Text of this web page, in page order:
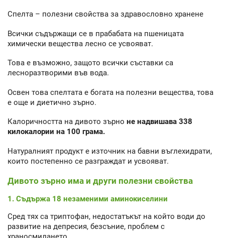
Спелта – полезни свойства за здравословно хранене
Всички съдържащи се в прабабата на пшеницата
химически вещества лесно се усвояват.
Това е възможно, защото всички съставки са
лесноразтворими във вода.
Освен това спелтата е богата на полезни вещества, това
е още и диетично зърно.
Калоричността на дивото зърно не надвишава 338
килокалории на 100 грама.
Натуралният продукт е източник на бавни въглехидрати,
които постепенно се разграждат и усвояват.
Дивото зърно има и други полезни свойства
1. Съдържа 18 незаменими аминокиселини
Сред тях са триптофан, недостатъкът на който води до
развитие на депресия, безсъние, проблем с